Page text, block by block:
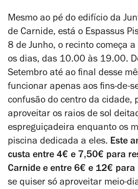
Mesmo ao pé do edifício da
de Carnide, está o Espassus
8 de Junho, o recinto começa
os dias, das 10.00 às 19.00.
Setembro até ao final desse
funcionar apenas aos fins-de-
confusão do centro da cidade,
aproveitar os raios de sol
espreguiçadeira enquanto os
piscina dedicada a eles. Este
custa entre 4€ e 7,50€ para
Carnide e entre 6€ e 12€ para
se quiser só aproveitar meio-